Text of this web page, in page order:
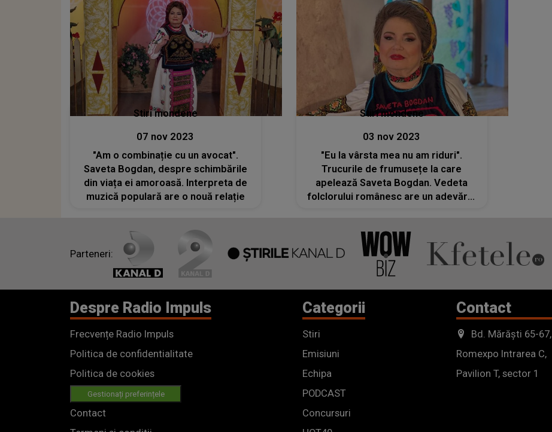
Stiri mondene
07 nov 2023
"Am o combinație cu un avocat".
Saveta Bogdan, despre schimbările
din viața ei amoroasă. Interpreta de
muzică populară are o nouă relație
Stiri mondene
03 nov 2023
"Eu la vârsta mea nu am riduri".
Trucurile de frumusețe la care
apelează Saveta Bogdan. Vedeta
folclorului românesc are un adevărat
Parteneri:
Despre Radio Impuls
Frecvențe Radio Impuls
Politica de confidentialitate
Politica de cookies
Gestionați preferințele
Contact
Categorii
Stiri
Emisiuni
Echipa
PODCAST
Concursuri
Contact
Bd. Mărăști 65-67,
Romexpo Intrarea C,
Pavilion T, sector 1